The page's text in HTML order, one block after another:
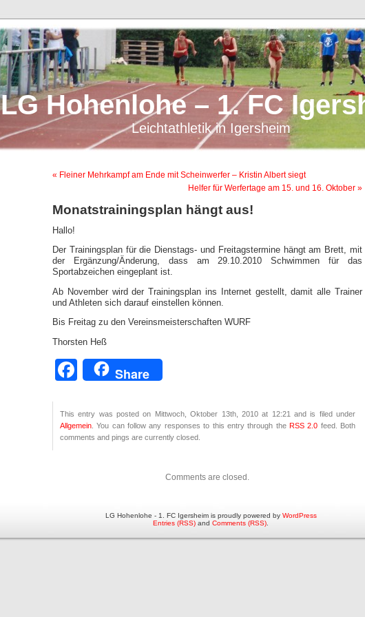
LG Hohenlohe – 1. FC
Leichtathletik in Igersheim
« Fleiner Mehrkampf am Ende mit Scheinwerfer – Kristin Albert siegt
Helfer für Werfertage am 15. und 16. Oktober »
Monatstrainingsplan hängt aus!
Hallo!
Der Trainingsplan für die Dienstags- und Freitagstermine hängt am Brett, mit
der Ergänzung/Änderung, dass am 29.10.2010 Schwimmen für das
Sportabzeichen eingeplant ist.
Ab November wird der Trainingsplan ins Internet gestellt, damit alle Trainer
und Athleten sich darauf einstellen können.
Bis Freitag zu den Vereinsmeisterschaften WURF
Thorsten Heß
Facebook
Share
This entry was posted on Mittwoch, Oktober 13th, 2010 at 12:21 and is filed under
Allgemein . You can follow any responses to this entry through the RSS 2.0 feed. Both
comments and pings are currently closed.
Comments are closed.
LG Hohenlohe - 1. FC Igersheim is proudly powered by WordPress
Entries (RSS) and Comments (RSS)